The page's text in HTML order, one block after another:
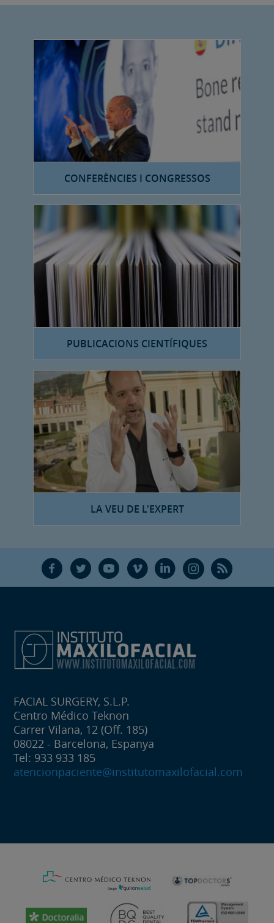
CONFERÈNCIES I CONGRESSOS
PUBLICACIONS CIENTÍFIQUES
LA VEU DE L'EXPERT
F T Y V L Ñ R
FACIAL SURGERY, S.L.P.
Centro Médico Teknon
Carrer Vilana, 12 (Off. 185)
08022 - Barcelona, Espanya
Tel: 933 933 185
atencionpaciente@institutomaxilofacial.com